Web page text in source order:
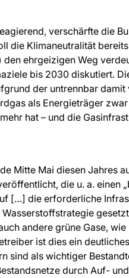
verschärfte die
die Klimaneutralität
ehrgeizigen Weg
bis 2030 diskutiert.
der untrennbar
als Energieträger
hat – und die
Mitte Mai diesen Jahres
die u. a. einen
[…] die erforderliche
andere grüne Gase,
ist dies ein
sind als wichtiger
durch Auf-